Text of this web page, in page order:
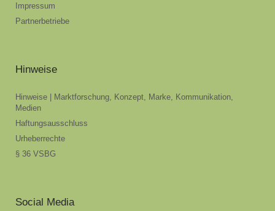
Impressum
Partnerbetriebe
Hinweise
Hinweise | Marktforschung, Konzept, Marke, Kommunikation,
Medien
Haftungsausschluss
Urheberrechte
§ 36 VSBG
Social Media